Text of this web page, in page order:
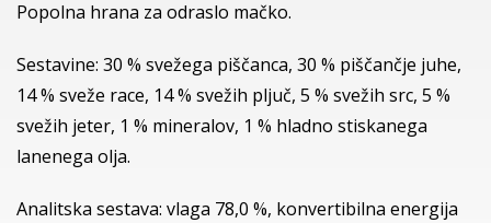
Popolna hrana za odraslo mačko.
Sestavine: 30 % svežega piščanca, 30 % piščančje juhe,
14 % sveže race, 14 % svežih pljuč, 5 % svežih src, 5 %
svežih jeter, 1 % mineralov, 1 % hladno stiskanega
lanenega olja.
Analitska sestava: vlaga 78,0 %, konvertibilna energija